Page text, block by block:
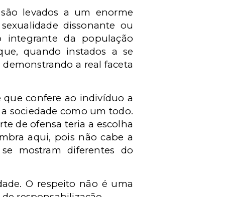
levados a um enorme
dissonante ou
integrante da população
quando instados a se
a real faceta
confere ao indivíduo a
sociedade como um todo.
de ofensa teria a escolha
aqui, pois não cabe a
mostram diferentes do
O respeito não é uma